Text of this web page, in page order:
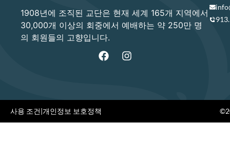
1908년에 조직된 교단은 현재 세계 165개 지역에서
30,000개 이상의 회중에서 예배하는 약 250만 명
의 회원들의 고향입니다.
사용 조건|개인정보 보호정책